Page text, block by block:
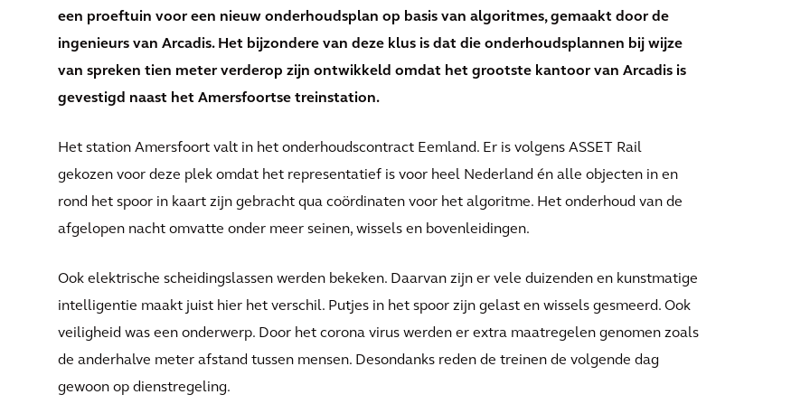
een proeftuin voor een nieuw onderhoudsplan op basis van algoritmes, gemaakt door de
ingenieurs van Arcadis. Het bijzondere van deze klus is dat die onderhoudsplannen bij wijze
van spreken tien meter verderop zijn ontwikkeld omdat het grootste kantoor van Arcadis is
gevestigd naast het Amersfoortse treinstation.
Het station Amersfoort valt in het onderhoudscontract Eemland. Er is volgens ASSET Rail
gekozen voor deze plek omdat het representatief is voor heel Nederland én alle objecten in en
rond het spoor in kaart zijn gebracht qua coördinaten voor het algoritme. Het onderhoud van de
afgelopen nacht omvatte onder meer seinen, wissels en bovenleidingen.
Ook elektrische scheidingslassen werden bekeken. Daarvan zijn er vele duizenden en kunstmatige
intelligentie maakt juist hier het verschil. Putjes in het spoor zijn gelast en wissels gesmeerd. Ook
veiligheid was een onderwerp. Door het corona virus werden er extra maatregelen genomen zoals
de anderhalve meter afstand tussen mensen. Desondanks reden de treinen de volgende dag
gewoon op dienstregeling.